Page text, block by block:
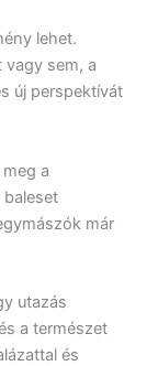
lehet.
vagy sem, a
új perspektívát
a
baleset
már
utazás
a természet
és